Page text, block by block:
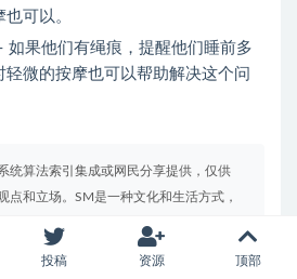
可以。
如果他们有绳痕，提醒他们睡前多
轻微的按摩也可以帮助解决这个问
统算法索引集成或网民分享提供，仅供
点和立场。SM是一种文化和生活方式，
高，未成年和学生请勿模仿或参与，请
规章制度要求，违法行为请及时向有关
投稿 资源 顶部